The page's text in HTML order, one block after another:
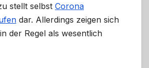
stellt selbst Corona
dar. Allerdings zeigen sich
der Regel als wesentlich